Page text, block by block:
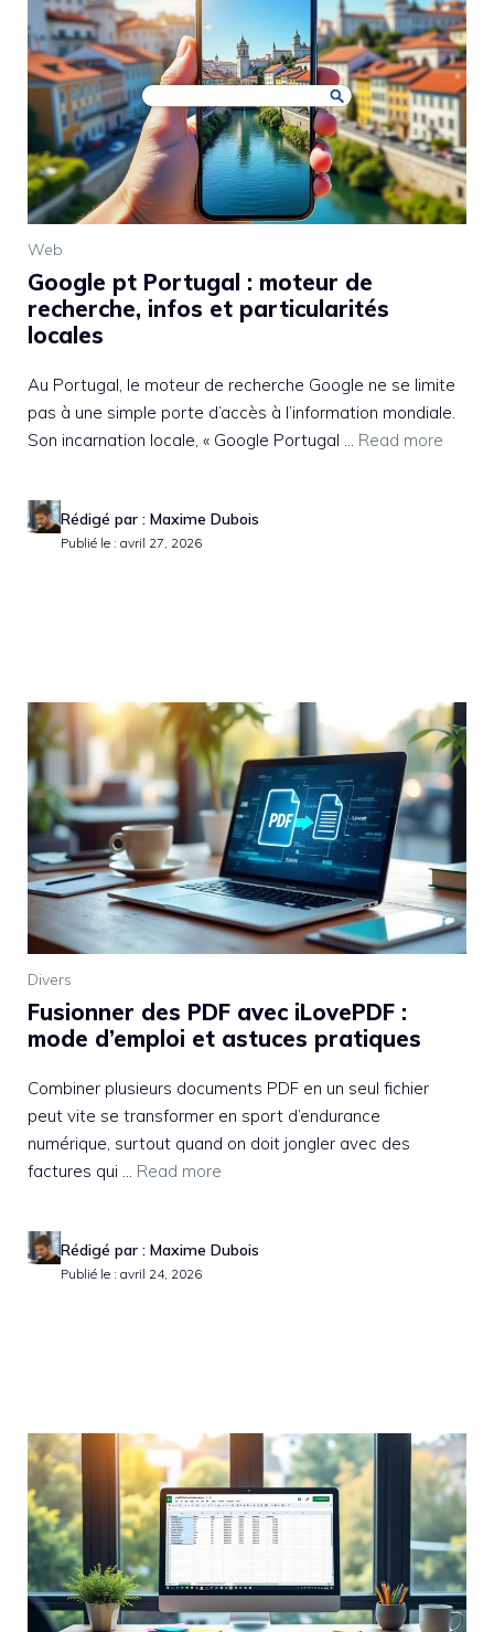
Web
Google pt Portugal : moteur de
recherche, infos et particularités
locales
Au Portugal, le moteur de recherche Google ne se limite
pas à une simple porte d’accès à l’information mondiale.
Son incarnation locale, « Google Portugal ... Read more
Rédigé par : Maxime Dubois
Publié le : avril 27, 2026
Divers
Fusionner des PDF avec iLovePDF :
mode d’emploi et astuces pratiques
Combiner plusieurs documents PDF en un seul fichier
peut vite se transformer en sport d’endurance
numérique, surtout quand on doit jongler avec des
factures qui ... Read more
Rédigé par : Maxime Dubois
Publié le : avril 24, 2026